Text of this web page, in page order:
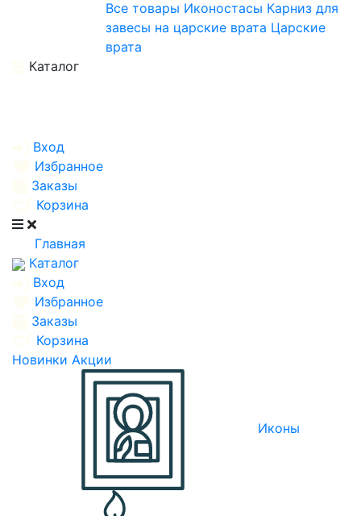
Все товары Иконостасы Карниз для
завесы на царские врата Царские
врата
Каталог
Вход
Избранное
Заказы
Корзина
Главная
Каталог
Вход
Избранное
Заказы
Корзина
Новинки Акции
Иконы